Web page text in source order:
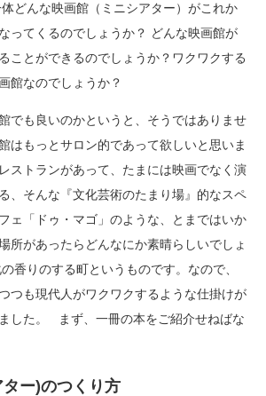
どんな映画館（ミニシアター）がこれか
ってくるのでしょうか？ どんな映画館が
ことができるのでしょうか？ワクワクする
館なのでしょうか？
でも良いのかというと、そうではありませ
はもっとサロン的であって欲しいと思いま
ストランがあって、たまには映画でなく演
、そんな『文化芸術のたまり場』的なスペ
ェ「ドゥ・マゴ」のような、とまではいか
所があったらどんなにか素晴らしいでしょ
香りのする町というものです。なので、
つも現代人がワクワクするような仕掛けが
した。 まず、一冊の本をご紹介せねばな
ー)のつくり方